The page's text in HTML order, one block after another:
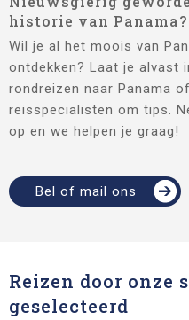
historie van Panama?
Wil je al het moois van
ontdekken? Laat je alvast
rondreizen naar Panama
reisspecialisten om tips.
op en we helpen je graag!
Bel of mail ons
Reizen door onze
geselecteerd